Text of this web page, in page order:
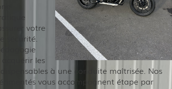
votre
sécurité.
les
à une conduite maîtrisée. Nos
vous accompagnent étape par